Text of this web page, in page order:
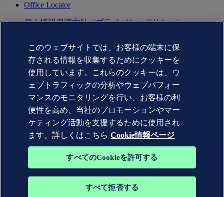
Office Locator
個人情報保護方針（プライバシーポリシー）
Copyright © DNV AS 2025
Cookie情報
Commercial Disclosure Based on the Act on Specified
Commercial Transactions（特定商取引法に基づく表記)
DNV GL®、DNV®、Horizon Graphic、および Det Norske
このウェブサイトでは、お客様の端末に保
存される情報を収集するためにクッキーを
使用しています。これらのクッキーは、ウ
ェブトラフィックの分析やウェブパフォー
マンスのモニタリングを行い、お客様の利
便性を高め、当社のプロモーションやマー
ケティング活動を支援するために使用され
ます。詳しくはこちら Cookie情報ページ
すべてのCookieを許可する
すべて拒否する